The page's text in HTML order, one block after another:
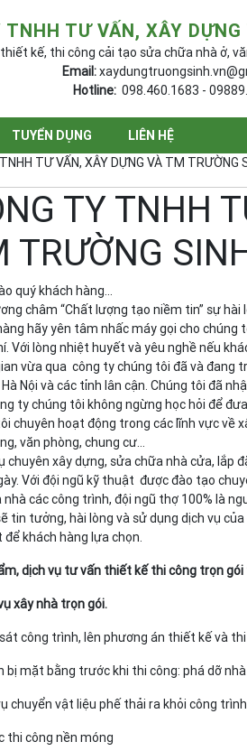
TNHH TƯ VẤN, XÂY
kế, thi công cải tạo sửa chữa nhà ở,
Email:
Hotline: 098.460.1683 -
TUYỂN DỤNG LIÊN HỆ
TƯ VẤN, XÂY DỰNG VÀ TM TRƯỜNG
TY TNHH
TRƯỜNG
quý khách hàng…
châm “Chất lượng tạo niềm tin” sự
hãy yên tâm nhấc máy gọi cho chúng
Với lòng nhiệt huyết và yêu nghề nếu
vừa qua công ty chúng tôi đã và đang
Hà Nội và các tỉnh lân cận. Chúng tôi đã
ty chúng tôi không ngừng học hỏi để
chuyên hoạt động trong các lĩnh vực về
văn phòng, chung cư…
chuyên xây dựng, sửa chữa nhà cửa,
Với đội ngũ kỹ thuật được đào tạo
nhà các công trình, đội ngũ thợ 100% là
tin tưởng, hài lòng và sử dụng dịch vụ
để khách hàng lựa chọn.
dịch vụ tư vấn thiết kế thi công trọn
xây nhà trọn gói.
công trình, lên phương án thiết kế và thi
bị mặt bằng trước khi thi công: phá dỡ
chuyển vật liệu phế thải ra khỏi công
thi công nền móng